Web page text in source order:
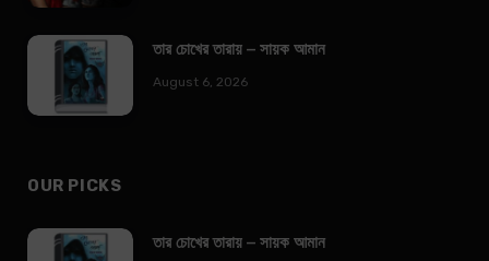
তার চোখের তারায় – সায়ক আমান
August 6, 2026
OUR PICKS
তার চোখের তারায় – সায়ক আমান